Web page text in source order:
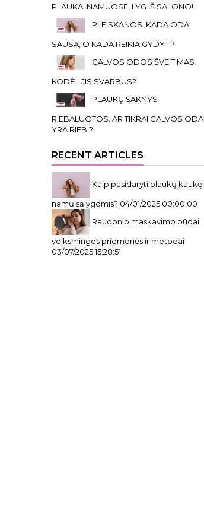
PLAUKAI NAMUOSE, LYG IŠ SALONO!
PLEISKANOS. KADA ODA
SAUSA, O KADA REIKIA GYDYTI?
GALVOS ODOS ŠVEITIMAS.
KODĖL JIS SVARBUS?
PLAUKŲ ŠAKNYS
RIEBALUOTOS. AR TIKRAI GALVOS ODA
YRA RIEBI?
RECENT ARTICLES
Kaip pasidaryti plaukų kaukę
namų sąlygomis? 04/01/2025 00:00:00
Raudonio maskavimo būdai:
veiksmingos priemonės ir metodai
03/07/2025 15:28:51